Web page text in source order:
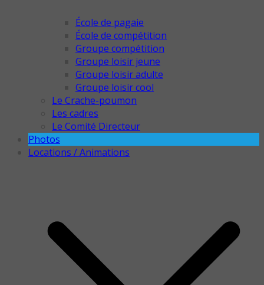
École de pagaie
École de compétition
Groupe compétition
Groupe loisir jeune
Groupe loisir adulte
Groupe loisir cool
Le Crache-poumon
Les cadres
Le Comité Directeur
Photos
Locations / Animations